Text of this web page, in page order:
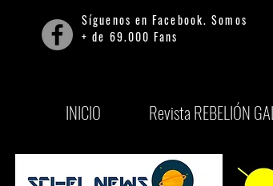
Síguenos en Facebook. Somos
+ de 69.000 Fans
INICIO Revista REBELIÓN